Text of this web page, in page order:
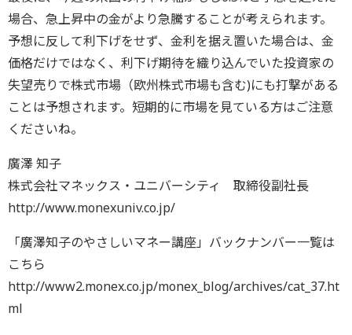
場合、急上昇中の金がより急騰することが考えられます。
予想に反して利下げをせず、金利を据え置いた場合は、金
価格だけではなく、利下げ期待を織り込んでいた投資家の
失望売りで株式市場（欧州株式市場も含む)にも打撃がある
ことは予想されます。短期的に市場を見ている方はご注意
くださいね。
廣澤 知子
株式会社マネックス・ユニバーシティ 取締役副社長
http://www.monexuniv.co.jp/
「廣澤知子のやさしいマネー講座」バックナンバー一覧は
こちら
http://www2.monex.co.jp/monex_blog/archives/cat_37.ht
ml